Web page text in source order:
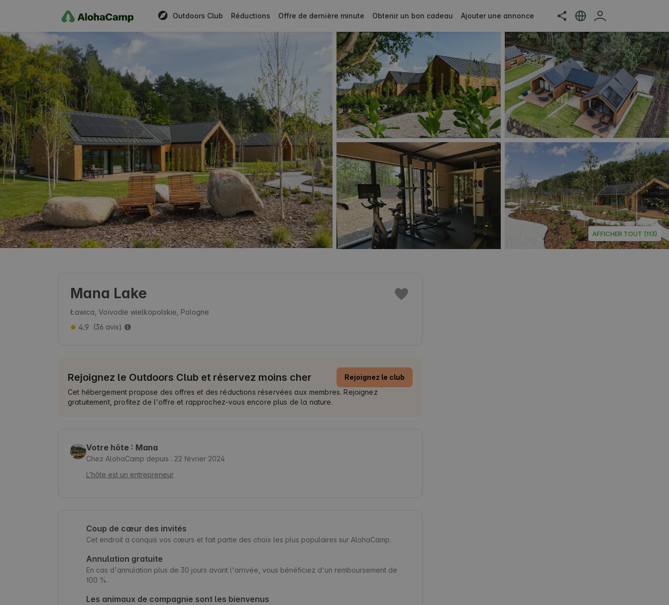
Outdoors Club Réductions Offre de dernière minute Obtenir un bon cadeau Ajouter une annonce
AFFICHER TOUT (113)
Mana Lake
Ławica, Voïvodie wielkopolskie, Pologne
4.9 (36 avis)
Rejoignez le Outdoors Club et réservez moins cher
Rejoignez le club
Cet hébergement propose des offres et des réductions réservées aux membres. Rejoignez
gratuitement, profitez de l'offre et rapprochez-vous encore plus de la nature.
Votre hôte : Mana
Chez AlohaCamp depuis : 22 février 2024
L’hôte est un entrepreneur
Coup de cœur des invités
Cet endroit a conquis vos cœurs et fait partie des choix les plus populaires sur AlohaCamp.
Annulation gratuite
En cas d'annulation plus de 30 jours avant l'arrivée, vous bénéficiez d'un remboursement de
100 %.
Les animaux de compagnie sont les bienvenus